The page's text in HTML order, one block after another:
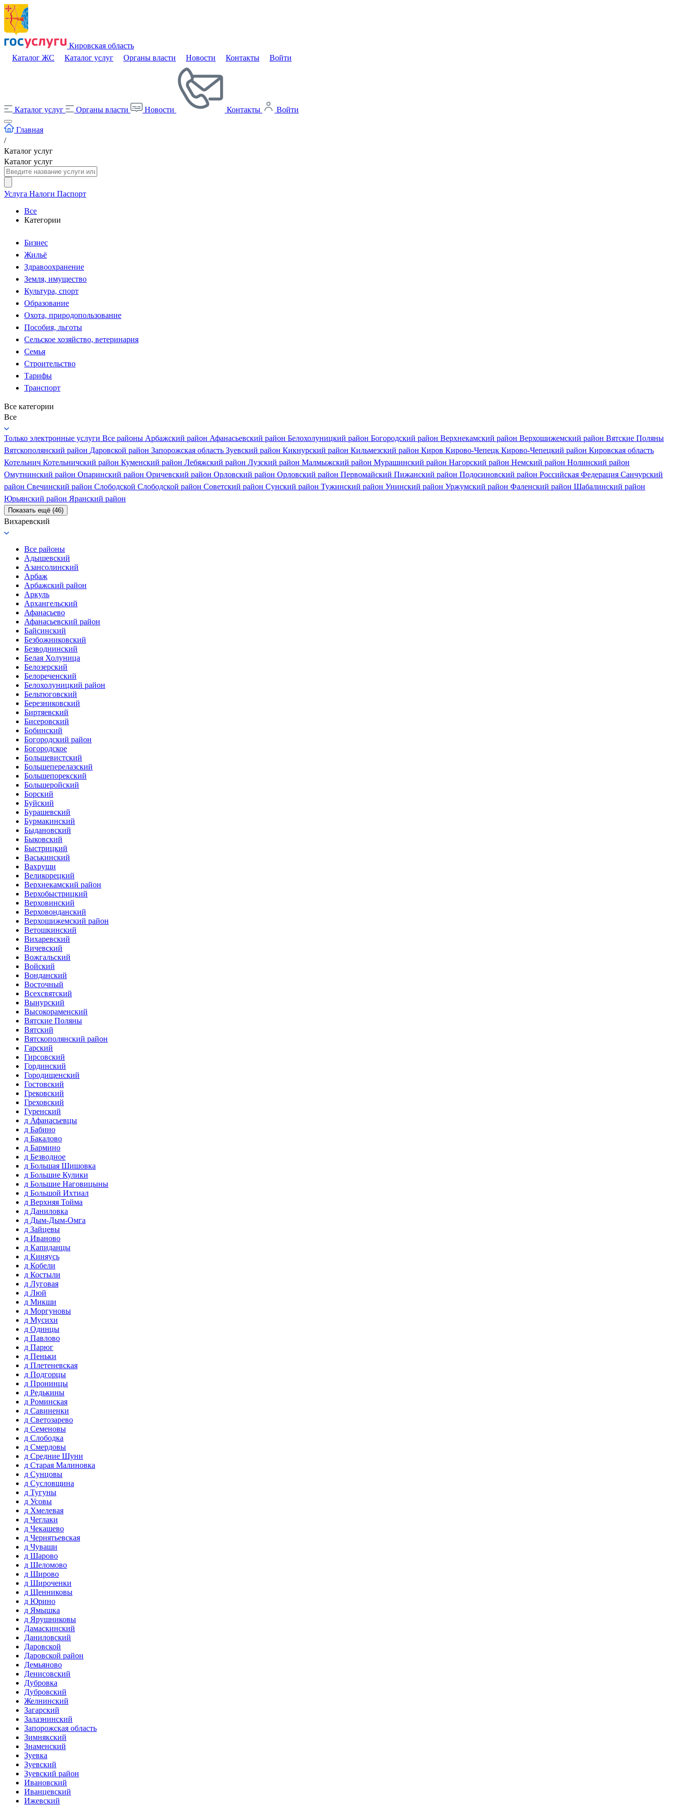
Кировская область
Каталог ЖС
Каталог услуг Органы власти Новости Контакты Войти
Каталог услуг Органы власти Новости Контакты Войти
Главная
/
Каталог услуг
Каталог услуг
Услуга Налоги Паспорт
Все
Категории
Бизнес
Жильё
Здравоохранение
Земля, имущество
Культура, спорт
Образование
Охота, природопользование
Пособия, льготы
Сельское хозяйство, ветеринария
Семья
Строительство
Тарифы
Транспорт
Все категории
Все
Только электронные услуги Все районы Арбажский район Афанасьевский район Белохолуницкий район Богородский район Верхнекамский район Верхошижемский район Вятские Поляны
Вятскополянский район Даровской район Запорожская область Зуевский район Кикнурский район Кильмезский район Киров Кирово-Чепецк Кирово-Чепецкий район Кировская область
Котельнич Котельничский район Куменский район Лебяжский район Лузский район Малмыжский район Мурашинский район Нагорский район Немский район Нолинский район
Омутнинский район Опаринский район Оричевский район Орловский район Орловский район Первомайский Пижанский район Подосиновский район Российская Федерация Санчурский
район Свечинский район Слободской Слободской район Советский район Сунский район Тужинский район Унинский район Уржумский район Фаленский район Шабалинский район
Юрьянский район Яранский район
Показать ещё (46)
Вихаревский
Все районы
Адышевский
Азансолинский
Арбаж
Арбажский район
Аркуль
Архангельский
Афанасьево
Афанасьевский район
Байсинский
Безбожниковский
Безводнинский
Белая Холуница
Белозерский
Белореченский
Белохолуницкий район
Бельтюговский
Березниковский
Биртяевский
Бисеровский
Бобинский
Богородский район
Богородское
Большевистский
Большеперелазский
Большепорекский
Большеройский
Борский
Буйский
Бурашевский
Бурмакинский
Быдановский
Быковский
Быстрицкий
Васькинский
Вахруши
Великорецкий
Верхнекамский район
Верхобыстрицкий
Верховинский
Верховонданский
Верхошижемский район
Ветошкинский
Вихаревский
Вичевский
Вожгальский
Войский
Вонданский
Восточный
Всехсвятский
Вынурский
Высокораменский
Вятские Поляны
Вятский
Вятскополянский район
Гарский
Гирсовский
Гординский
Городищенский
Гостовский
Грековский
Греховский
Гуренский
д Афанасьевцы
д Бабино
д Бакалово
д Бармино
д Безводное
д Большая Шишовка
д Большие Кулики
д Большие Наговицыны
д Большой Ихтиал
д Верхняя Тойма
д Даниловка
д Дым-Дым-Омга
д Зайцевы
д Иваново
д Капиданцы
д Киняусь
д Кобели
д Костыли
д Луговая
д Люй
д Микши
д Моргуновы
д Мусихи
д Одинцы
д Павлово
д Парюг
д Пеньки
д Плетеневская
д Подгорцы
д Пронинцы
д Редькины
д Роминская
д Савиненки
д Светозарево
д Семеновы
д Слободка
д Смердовы
д Средние Шуни
д Старая Малиновка
д Сунцовы
д Сусловщина
д Тугуны
д Усовы
д Хмелевая
д Чеглаки
д Чекашево
д Чернятьевская
д Чуваши
д Шарово
д Шеломово
д Широво
д Широченки
д Щенниковы
д Юрино
д Ямышка
д Ярушниковы
Дамаскинский
Даниловский
Даровской
Даровской район
Демьяново
Денисовский
Дубровка
Дубровский
Желнинский
Загарский
Залазнинский
Запорожская область
Зимнякский
Знаменский
Зуевка
Зуевский
Зуевский район
Ивановский
Иванцевский
Ижевский